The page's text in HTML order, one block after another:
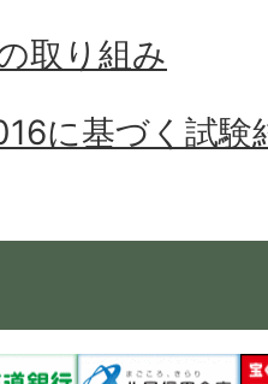
取り組み
に基づく試験